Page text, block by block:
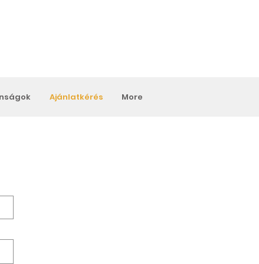
Ajánlatkérés More